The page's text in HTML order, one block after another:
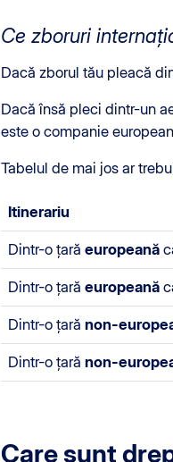
Ce zboruri
Dacă zborul tău pleacă
Dacă însă pleci dintr-un
este o companie
Tabelul de mai jos ar
Itinerariu
Dintr-o țară europeană
Dintr-o țară europeană
Dintr-o țară non-
Dintr-o țară non-
Care sunt